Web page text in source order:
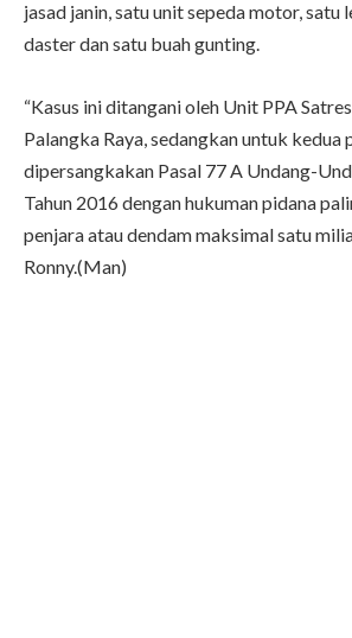
jasad janin, satu unit sepeda motor, satu
daster dan satu buah gunting.
“Kasus ini ditangani oleh Unit PPA
Palangka Raya, sedangkan untuk kedua
dipersangkakan Pasal 77 A Undang-
Tahun 2016 dengan hukuman pidana
penjara atau dendam maksimal satu
Ronny.(Man)